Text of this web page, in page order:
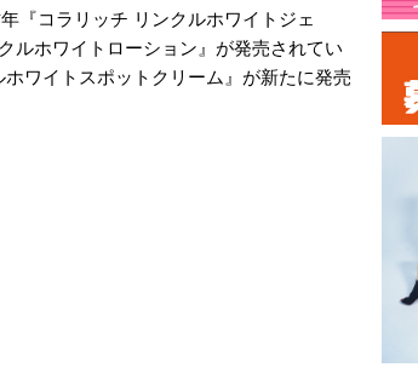
『コラリッチ リンクルホワイトジェ
ルホワイトローション』が発売されてい
ワイトスポットクリーム』が新たに発売